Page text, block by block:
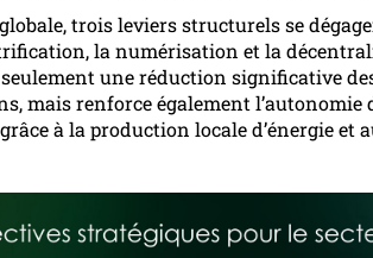
trois leviers structurels se
la numérisation et la
une réduction significative
mais renforce également l’autonomie
à la production locale d’énergie et